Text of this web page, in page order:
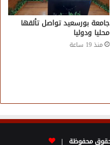
جامعة بورسعيد تواصل تألقها
محليا ودوليا
منذ 19 ساعة